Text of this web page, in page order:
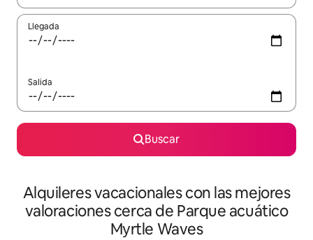
Llegada
Salida
Buscar
Alquileres vacacionales con las mejores
valoraciones cerca de Parque acuático
Myrtle Waves